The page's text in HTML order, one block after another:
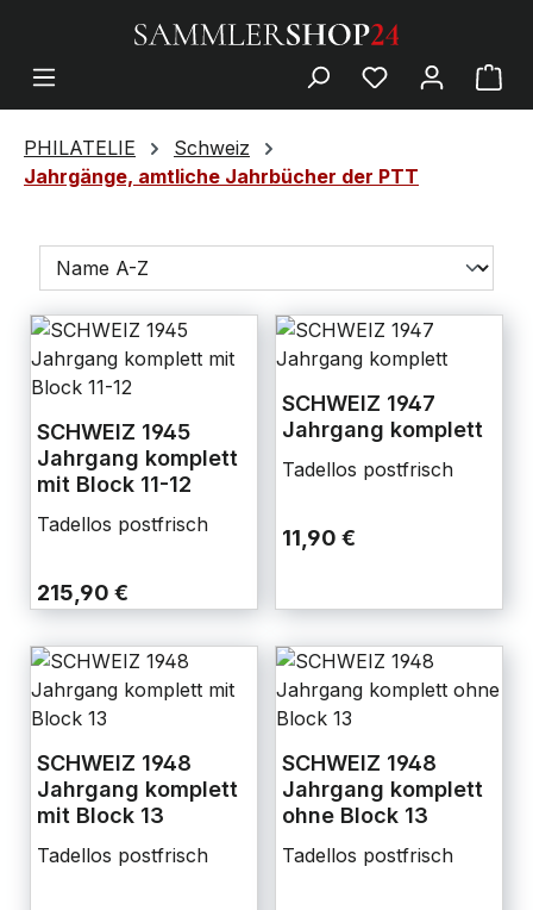
PHILATELIE
Schweiz
Jahrgänge, amtliche Jahrbücher der PTT
SCHWEIZ 1945
Jahrgang komplett
mit Block 11-12
Tadellos postfrisch
215,90 €
SCHWEIZ 1947
Jahrgang komplett
Tadellos postfrisch
11,90 €
SCHWEIZ 1948
Jahrgang komplett
mit Block 13
Tadellos postfrisch
SCHWEIZ 1948
Jahrgang komplett
ohne Block 13
Tadellos postfrisch